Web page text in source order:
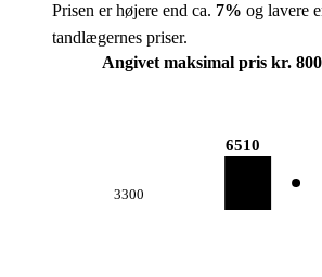
Prisen er højere end ca. 7% og lavere
tandlægernes priser.
Angivet maksimal pris kr.
3300
6510